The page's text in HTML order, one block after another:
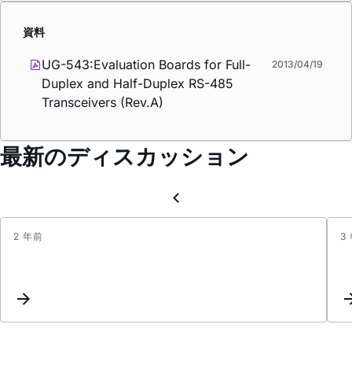
資料
UG-543:Evaluation Boards for Full-
Duplex and Half-Duplex RS-485
Transceivers (Rev.A)
2013/04/19
最新のディスカッション
2 年前 3